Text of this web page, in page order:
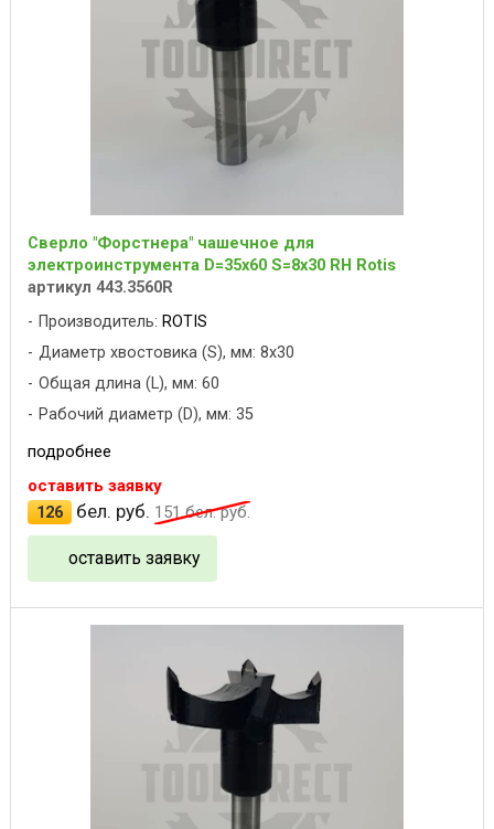
Сверло "Форстнера" чашечное для
электроинструмента D=35x60 S=8x30 RH Rotis
артикул 443.3560R
Производитель: ROTIS
Диаметр хвостовика (S), мм: 8x30
Общая длина (L), мм: 60
Рабочий диаметр (D), мм: 35
подробнее
оставить заявку
126
бел. руб. 151бел. руб.
оставить заявку